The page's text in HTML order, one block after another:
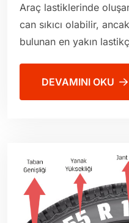
Araç lastiklerinde
can sıkıcı olabilir,
bulunan en yakın
DEVAMINI OKU